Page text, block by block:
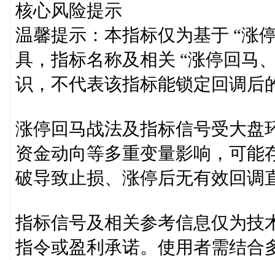
核心风险提示
温馨提示：本指标仅为基于 “涨
具，指标名称及相关 “涨停回马
识，不代表该指标能锁定回调后
涨停回马战法及指标信号受大盘
资金动向等多重变量影响，可能
破导致止损、涨停后无有效回调
指标信号及相关参考信息仅为技
指令或盈利承诺。使用者需结合